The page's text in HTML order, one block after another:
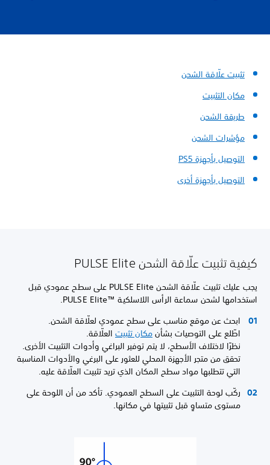
تثبيت علّاقة الشحن
مكان التثبيت
طريقة الشحن
مؤشرات الشحن
التوصيل بأجهزة PS5
التوصيل بأجهزة أخرى
كيفية تثبيت علّاقة الشحن PULSE Elite
يجب عليك تثبيت علّاقة الشحن PULSE Elite على سطح عمودي قبل
استخدامها لشحن سماعة الرأس اللاسلكية PULSE Elite™‎.
ابحث عن موقع مناسب على سطح عمودي لعلّاقة الشحن.
اطّلع على التوصيات بشأن مكان تثبيت العلّاقة.
نظرًا لاختلاف الأسطح، لا يتم توفير البراغي وأدوات التثبيت الأخرى.
تحقق من متجر الأجهزة المحلي للعثور على البرغي والأدوات المناسبة
التي تتطلبها مواد سطح المكان الذي تريد تثبيت العلّاقة عليه.
ركّب لوحة التثبيت على السطح العمودي. تأكد من أن اللوحة على
مستوى متساوٍ قبل تثبيتها في مكانها.